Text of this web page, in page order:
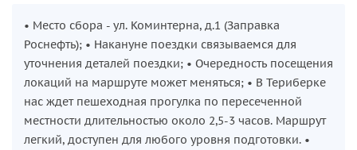
• Место сбора - ул. Коминтерна, д.1 (Заправка
Роснефть); • Накануне поездки связываемся для
уточнения деталей поездки; • Очередность посещения
локаций на маршруте может меняться; • В Териберке
нас ждет пешеходная прогулка по пересеченной
местности длительностью около 2,5-3 часов. Маршрут
легкий, доступен для любого уровня подготовки. •